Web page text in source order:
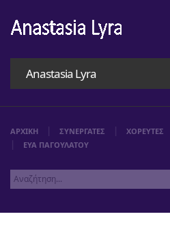
Anastasia Lyra
ΑΡΧΙΚΗ ΣΥΝΕΡΓΑΤΕΣ ΧΟΡΕΥΤΕΣ
ΕΥΑ ΠΑΓΟΥΛΑΤΟΥ